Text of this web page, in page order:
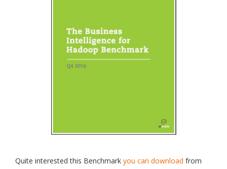
Quite interested this Benchmark you can download from